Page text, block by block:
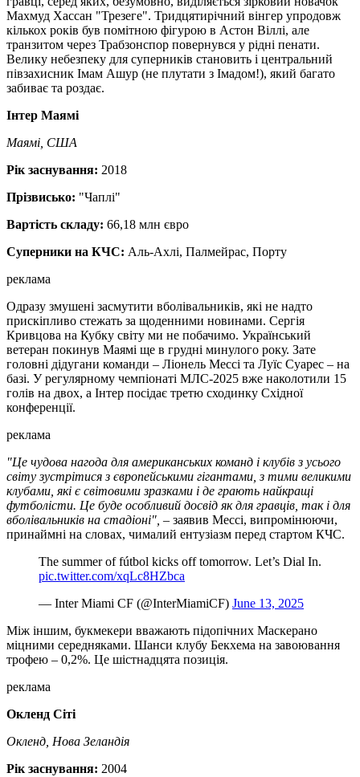
Махмуд Хассан "Трезеге". Тридцятирічний вінгер упродовж
кількох років був помітною фігурою в Астон Віллі, але
транзитом через Трабзонспор повернувся у рідні пенати.
Велику небезпеку для суперників становить і центральний
півзахисник Імам Ашур (не плутати з Імадом!), який багато
забиває та роздає.
Інтер Маямі
Маямі, США
Рік заснування: 2018
Прізвисько: "Чаплі"
Вартість складу: 66,18 млн євро
Суперники на КЧС: Аль-Ахлі, Палмейрас, Порту
реклама
Одразу змушені засмутити вболівальників, які не надто
прискіпливо стежать за щоденними новинами. Сергія
Кривцова на Кубку світу ми не побачимо. Український
ветеран покинув Маямі ще в грудні минулого року. Зате
головні дідугани команди – Ліонель Мессі та Луїс Суарес – на
базі. У регулярному чемпіонаті МЛС-2025 вже наколотили 15
голів на двох, а Інтер посідає третю сходинку Східної
конференції.
реклама
"Це чудова нагода для американських команд і клубів з усього
світу зустрітися з європейськими гігантами, з тими великими
клубами, які є світовими зразками і де грають найкращі
футболісти. Це буде особливий досвід як для гравців, так і для
вболівальників на стадіоні", – заявив Мессі, випромінюючи,
принаймні на словах, чималий ентузіазм перед стартом КЧС.
The summer of fútbol kicks off tomorrow. Let’s Dial In.
pic.twitter.com/xqLc8HZbca
— Inter Miami CF (@InterMiamiCF) June 13, 2025
Між іншим, букмекери вважають підопічних Маскерано
міцними середняками. Шанси клубу Бекхема на завоювання
трофею – 0,2%. Це шістнадцята позиція.
реклама
Окленд Сіті
Окленд, Нова Зеландія
Рік заснування: 2004